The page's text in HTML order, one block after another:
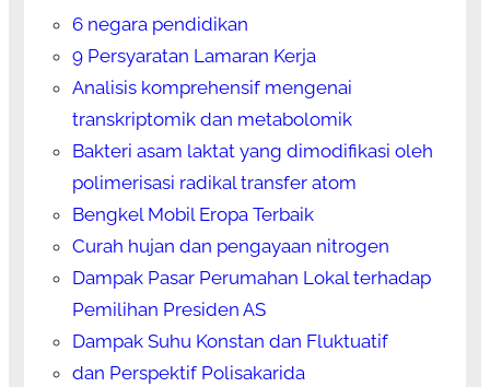
6 negara pendidikan
9 Persyaratan Lamaran Kerja
Analisis komprehensif mengenai
transkriptomik dan metabolomik
Bakteri asam laktat yang dimodifikasi oleh
polimerisasi radikal transfer atom
Bengkel Mobil Eropa Terbaik
Curah hujan dan pengayaan nitrogen
Dampak Pasar Perumahan Lokal terhadap
Pemilihan Presiden AS
Dampak Suhu Konstan dan Fluktuatif
dan Perspektif Polisakarida